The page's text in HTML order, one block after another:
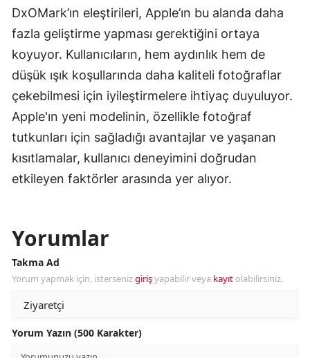
DxOMark’ın eleştirileri, Apple’ın bu alanda daha
fazla geliştirme yapması gerektiğini ortaya
koyuyor. Kullanıcıların, hem aydınlık hem de
düşük ışık koşullarında daha kaliteli fotoğraflar
çekebilmesi için iyileştirmelere ihtiyaç duyuluyor.
Apple'ın yeni modelinin, özellikle fotoğraf
tutkunları için sağladığı avantajlar ve yaşanan
kısıtlamalar, kullanıcı deneyimini doğrudan
etkileyen faktörler arasında yer alıyor.
Yorumlar
Takma Ad
Yorum yapmak için, istersenizgirişyapabilir veya kayıt olabilirsiniz.
Yorum Yazın (500 Karakter)